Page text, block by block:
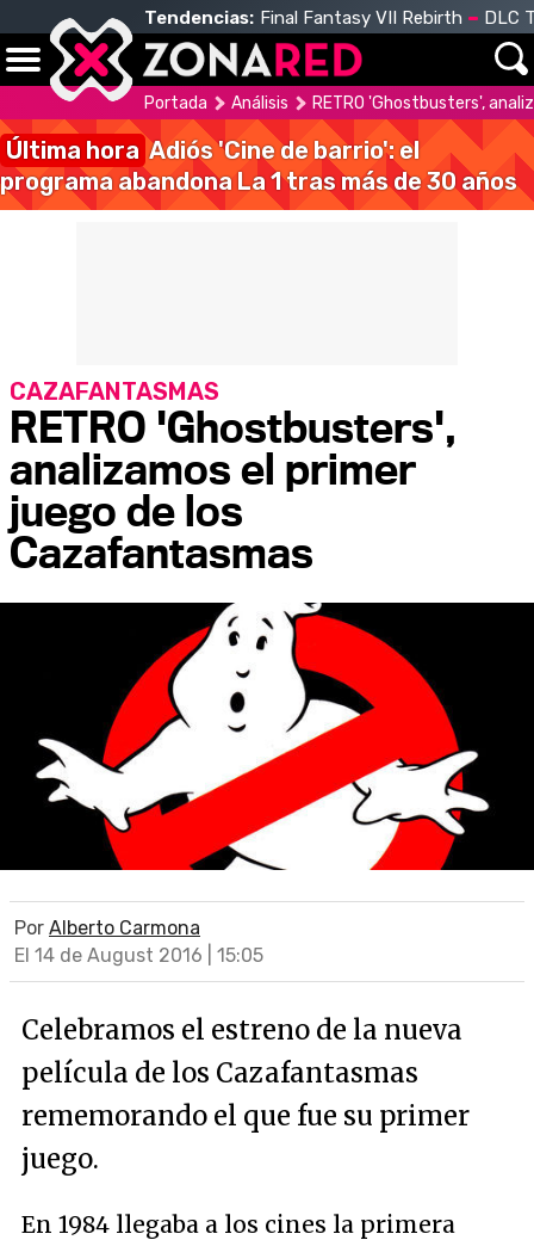
Tendencias: Final Fantasy VII Rebirth DLC
Portada Análisis RETRO 'Ghostbusters',
Última hora Adiós 'Cine de barrio': el
programa abandona La 1 tras más de 30 años
RETRO 'Ghostbusters',
analizamos el primer
juego de los
Cazafantasmas
CAZAFANTASMAS
Por Alberto Carmona
El 14 de August 2016 | 15:05
Celebramos el estreno de la nueva
película de los Cazafantasmas
rememorando el que fue su primer
juego.
En 1984 llegaba a los cines la primera